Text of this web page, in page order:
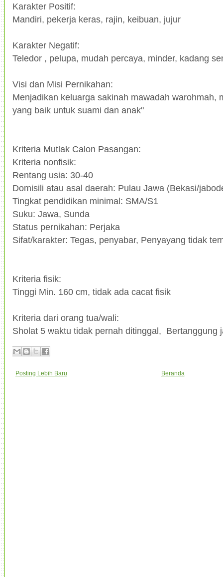
Karakter Positif:
Mandiri, pekerja keras, rajin, keibuan, jujur
Karakter Negatif:
Teledor , pelupa, mudah percaya, minder, kadang
Visi dan Misi Pernikahan:
Menjadikan keluarga sakinah mawadah warohmah,
yang baik untuk suami dan anak"
Kriteria Mutlak Calon Pasangan:
Kriteria nonfisik:
Rentang usia: 30-40
Domisili atau asal daerah: Pulau Jawa (Bekasi/
Tingkat pendidikan minimal: SMA/S1
Suku: Jawa, Sunda
Status pernikahan: Perjaka
Sifat/karakter: Tegas, penyabar, Penyayang tidak
Kriteria fisik:
Tinggi Min. 160 cm, tidak ada cacat fisik
Kriteria dari orang tua/wali:
Sholat 5 waktu tidak pernah ditinggal, Bertanggung
Posting Lebih Baru Beranda